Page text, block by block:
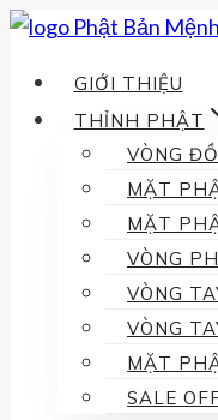
Skip
contentGIỚI THIỆU
THỈNH PHẬT
VÒNG
MẶT
MẶT
VÒNG
VÒNG
VÒNG
MẶT
SALE